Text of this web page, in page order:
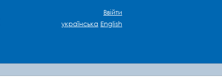
Ввійти
українська English